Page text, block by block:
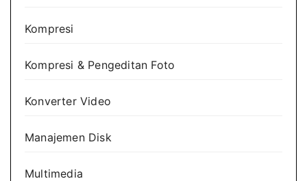
Kompresi
Kompresi & Pengeditan Foto
Konverter Video
Manajemen Disk
Multimedia